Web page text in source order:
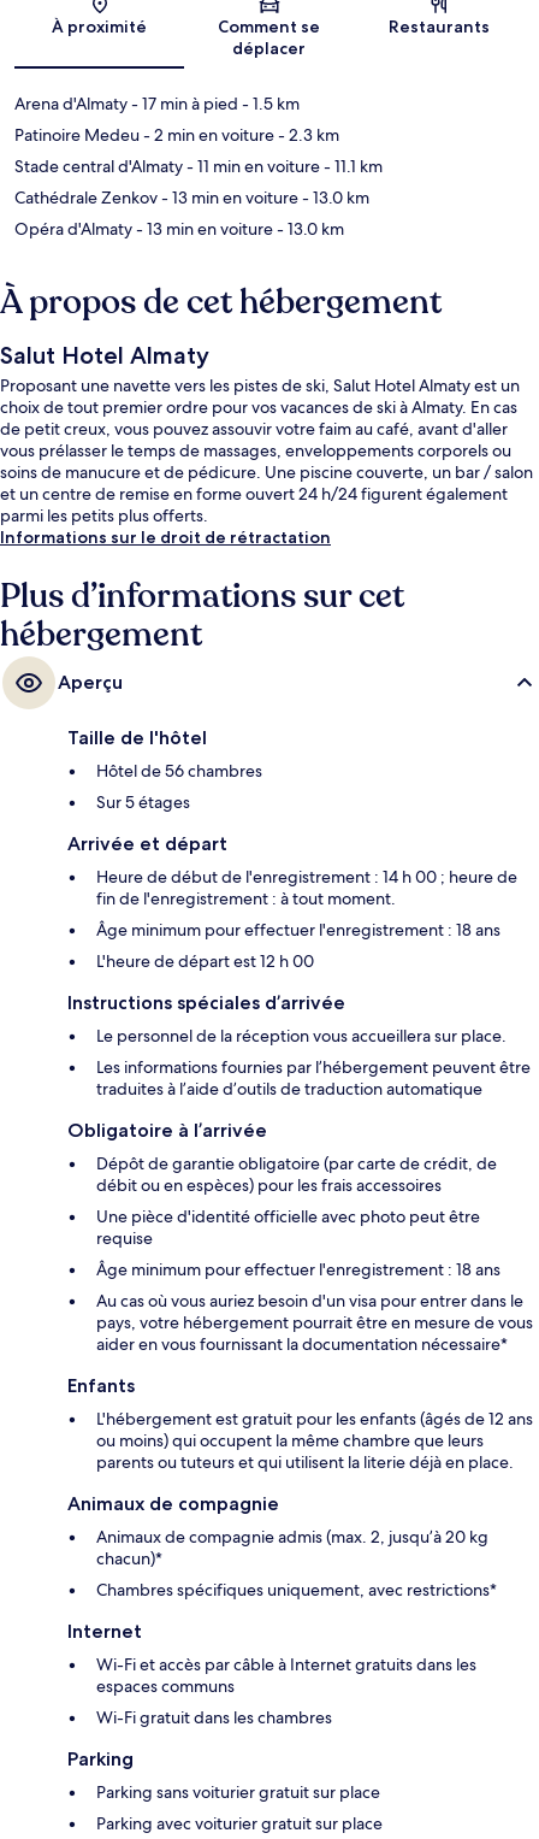
Carte
À proximité
Comment se
déplacer
Restaurants
Arena d'Almaty- 17 min à pied - 1.5 km
Patinoire Medeu- 2 min en voiture- 2.3 km
Stade central d'Almaty- 11 min en voiture- 11.1 km
Cathédrale Zenkov- 13 min en voiture- 13.0 km
Opéra d'Almaty- 13 min en voiture- 13.0 km
À propos de cet hébergement
Salut Hotel Almaty
Proposant une navette vers les pistes de ski, Salut Hotel Almaty est un
choix de tout premier ordre pour vos vacances de ski à Almaty. En cas
de petit creux, vous pouvez assouvir votre faim au café, avant d'aller
vous prélasser le temps de massages, enveloppements corporels ou
soins de manucure et de pédicure. Une piscine couverte, un bar / salon
et un centre de remise en forme ouvert 24 h/24 figurent également
parmi les petits plus offerts.
Informations sur le droit de rétractation
Plus d’informations sur cet
hébergement
Aperçu
Taille de l'hôtel
Hôtel de 56 chambres
Sur 5 étages
Arrivée et départ
Heure de début de l'enregistrement : 14 h 00 ; heure de
fin de l'enregistrement : à tout moment.
Âge minimum pour effectuer l'enregistrement : 18 ans
L'heure de départ est 12 h 00
Instructions spéciales d’arrivée
Le personnel de la réception vous accueillera sur place.
Les informations fournies par l’hébergement peuvent être
traduites à l’aide d’outils de traduction automatique
Obligatoire à l’arrivée
Dépôt de garantie obligatoire (par carte de crédit, de
débit ou en espèces) pour les frais accessoires
Une pièce d'identité officielle avec photo peut être
requise
Âge minimum pour effectuer l'enregistrement : 18 ans
Au cas où vous auriez besoin d'un visa pour entrer dans le
pays, votre hébergement pourrait être en mesure de vous
aider en vous fournissant la documentation nécessaire*
Enfants
L'hébergement est gratuit pour les enfants (âgés de 12 ans
ou moins) qui occupent la même chambre que leurs
parents ou tuteurs et qui utilisent la literie déjà en place.
Animaux de compagnie
Animaux de compagnie admis (max. 2, jusqu’à 20 kg
chacun)*
Chambres spécifiques uniquement, avec restrictions*
Internet
Wi-Fi et accès par câble à Internet gratuits dans les
espaces communs
Wi-Fi gratuit dans les chambres
Parking
Parking sans voiturier gratuit sur place
Parking avec voiturier gratuit sur place